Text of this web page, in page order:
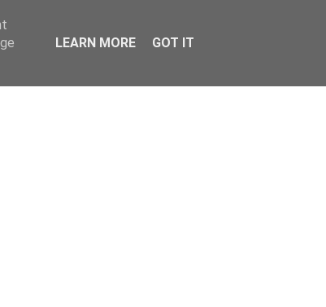
LEARN MORE GOT IT